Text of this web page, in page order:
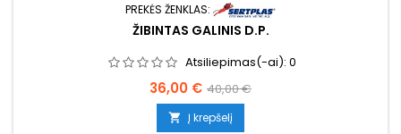
PREKĖS ŽENKLAS:
ŽIBINTAS GALINIS D.P.
Atsiliepimas(-ai): 0
Kaina
36,00 € Bazinė
kaina
40,00 €
 Į krepšelį